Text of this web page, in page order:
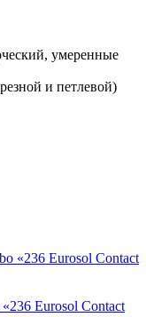
умеренные
и петлевой)
Eurosol Contact